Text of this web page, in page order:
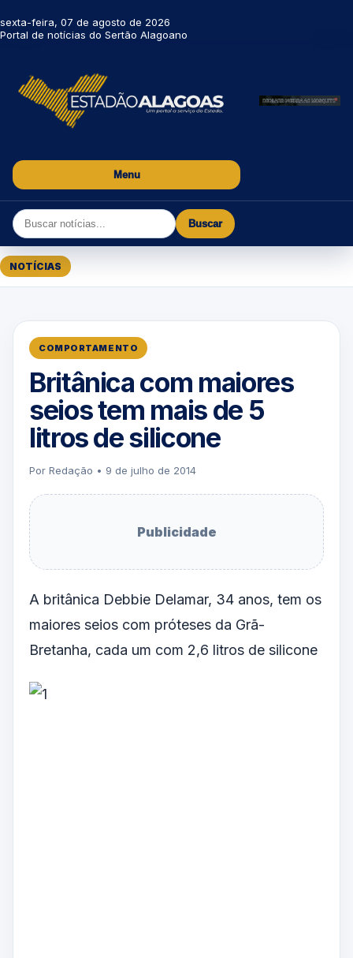
sexta-feira, 07 de agosto de 2026
Portal de notícias do Sertão Alagoano
Menu
Buscar
NOTÍCIAS
COMPORTAMENTO
Britânica com maiores
seios tem mais de 5
litros de silicone
Por Redação • 9 de julho de 2014
Publicidade
A britânica Debbie Delamar, 34 anos, tem os
maiores seios com próteses da Grã-
Bretanha, cada um com 2,6 litros de silicone